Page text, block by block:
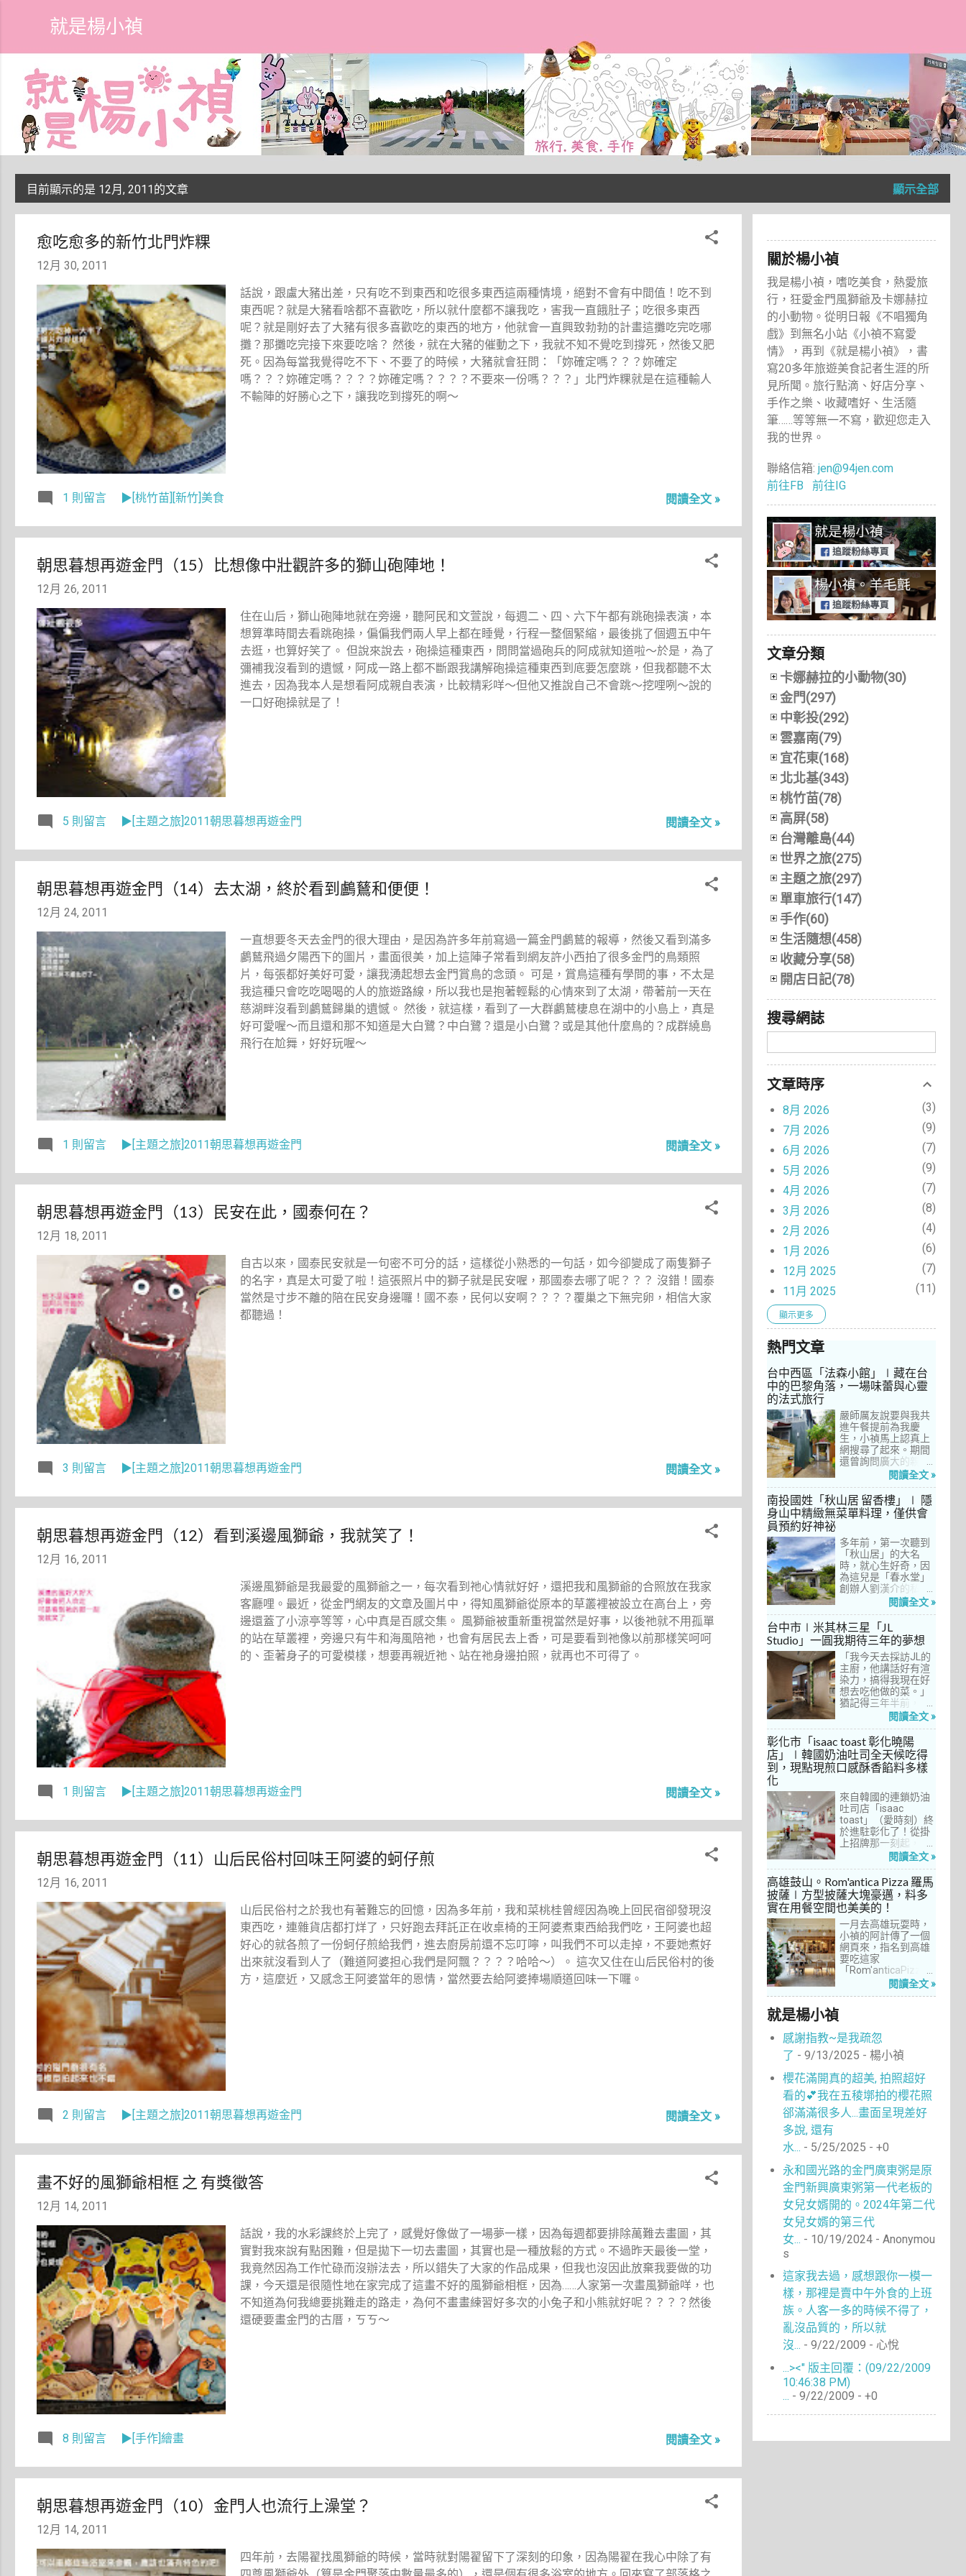
就是楊小禎
發
目前顯示的是 12月, 2011的文章 顯示全部
愈吃愈多的新竹北門炸粿
12月 30, 2011
話說，跟盧大豬出差，只有吃不到東西和吃很多東西這兩種情境，絕對不會有中間值！吃不到
東西呢？就是大豬看啥都不喜歡吃，所以就什麼都不讓我吃，害我一直餓肚子；吃很多東西
呢？就是剛好去了大豬有很多喜歡吃的東西的地方，他就會一直興致勃勃的計畫這攤吃完吃哪
攤？那攤吃完接下來要吃啥？ 然後，就在大豬的催動之下，我就不知不覺吃到撐死，然後又肥
死。因為每當我覺得吃不下、不要了的時候，大豬就會狂問：「妳確定嗎？？？妳確定
嗎？？？妳確定嗎？？？？妳確定嗎？？？？不要來一份嗎？？？」北門炸粿就是在這種輸人
不輸陣的好勝心之下，讓我吃到撐死的啊～
1 則留言 ▶[桃竹苗][新竹]美食 閱讀全文 »
朝思暮想再遊金門（15）比想像中壯觀許多的獅山砲陣地！
12月 26, 2011
住在山后，獅山砲陣地就在旁邊，聽阿民和文萱說，每週二、四、六下午都有跳砲操表演，本
想算準時間去看跳砲操，偏偏我們兩人早上都在睡覺，行程一整個緊縮，最後挑了個週五中午
去逛，也算好笑了。 但說來說去，砲操這種東西，問問當過砲兵的阿成就知道啦～於是，為了
彌補我沒看到的遺憾，阿成一路上都不斷跟我講解砲操這種東西到底要怎麼跳，但我都聽不太
進去，因為我本人是想看阿成親自表演，比較精彩咩～但他又推說自己不會跳～挖哩咧～說的
一口好砲操就是了！
5 則留言 ▶[主題之旅]2011朝思暮想再遊金門 閱讀全文 »
朝思暮想再遊金門（14）去太湖，終於看到鸕鶿和便便！
12月 24, 2011
一直想要冬天去金門的很大理由，是因為許多年前寫過一篇金門鸕鶿的報導，然後又看到滿多
鸕鶿飛過夕陽西下的圖片，畫面很美，加上這陣子常看到網友許小西拍了很多金門的鳥類照
片，每張都好美好可愛，讓我湧起想去金門賞鳥的念頭。 可是，賞鳥這種有學問的事，不太是
我這種只會吃吃喝喝的人的旅遊路線，所以我也是抱著輕鬆的心情來到了太湖，帶著前一天在
慈湖畔沒看到鸕鶿歸巢的遺憾。 然後，就這樣，看到了一大群鸕鶿棲息在湖中的小島上，真是
好可愛喔～而且還和那不知道是大白鷺？中白鷺？還是小白鷺？或是其他什麼鳥的？成群繞島
飛行在尬舞，好好玩喔～
1 則留言 ▶[主題之旅]2011朝思暮想再遊金門 閱讀全文 »
朝思暮想再遊金門（13）民安在此，國泰何在？
12月 18, 2011
自古以來，國泰民安就是一句密不可分的話，這樣從小熟悉的一句話，如今卻變成了兩隻獅子
的名字，真是太可愛了啦！這張照片中的獅子就是民安喔，那國泰去哪了呢？？？ 沒錯！國泰
當然是寸步不離的陪在民安身邊囉！國不泰，民何以安啊？？？？覆巢之下無完卵，相信大家
都聽過！
3 則留言 ▶[主題之旅]2011朝思暮想再遊金門 閱讀全文 »
朝思暮想再遊金門（12）看到溪邊風獅爺，我就笑了！
12月 16, 2011
溪邊風獅爺是我最愛的風獅爺之一，每次看到祂心情就好好，還把我和風獅爺的合照放在我家
客廳哩。最近，從金門網友的文章及圖片中，得知風獅爺從原本的草叢裡被設立在高台上，旁
邊還蓋了小涼亭等等，心中真是百感交集。 風獅爺被重新重視當然是好事，以後祂就不用孤單
的站在草叢裡，旁邊只有牛和海風陪祂，也會有居民去上香，可是要看到祂像以前那樣笑呵呵
的、歪著身子的可愛模樣，想要再親近祂、站在祂身邊拍照，就再也不可得了。
1 則留言 ▶[主題之旅]2011朝思暮想再遊金門 閱讀全文 »
朝思暮想再遊金門（11）山后民俗村回味王阿婆的蚵仔煎
12月 16, 2011
山后民俗村之於我也有著難忘的回憶，因為多年前，我和菜桃桂曾經因為晚上回民宿卻發現沒
東西吃，連雜貨店都打烊了，只好跑去拜託正在收桌椅的王阿婆煮東西給我們吃，王阿婆也超
好心的就各煎了一份蚵仔煎給我們，進去廚房前還不忘叮嚀，叫我們不可以走掉，不要她煮好
出來就沒看到人了（難道阿婆担心我們是阿飄？？？？哈哈～）。 這次又住在山后民俗村的後
方，這麼近，又感念王阿婆當年的恩情，當然要去給阿婆捧場順道回味一下囉。
2 則留言 ▶[主題之旅]2011朝思暮想再遊金門 閱讀全文 »
畫不好的風獅爺相框 之 有獎徵答
12月 14, 2011
話說，我的水彩課終於上完了，感覺好像做了一場夢一樣，因為每週都要排除萬難去畫圖，其
實對我來說有點困難，但是拋下一切去畫圖，其實也是一種放鬆的方式。不過昨天最後一堂，
我竟然因為工作忙碌而沒辦法去，所以錯失了大家的作品成果，但我也沒因此放棄我要做的功
課，今天還是很隨性地在家完成了這畫不好的風獅爺相框，因為……人家第一次畫風獅爺咩，也
不知道為何我總要挑難走的路走，為何不畫畫練習好多次的小兔子和小熊就好呢？？？？然後
還硬要畫金門的古厝，ㄎㄎ～
8 則留言 ▶[手作]繪畫 閱讀全文 »
朝思暮想再遊金門（10）金門人也流行上澡堂？
12月 14, 2011
四年前，去陽翟找風獅爺的時候，當時就對陽翟留下了深刻的印象，因為陽翟在我心中除了有
關於楊小禎
我是楊小禎，嗜吃美食，熱愛旅
行，狂愛金門風獅爺及卡娜赫拉
的小動物。從明日報《不唱獨角
戲》到無名小站《小禎不寫愛
情》，再到《就是楊小禎》，書
寫20多年旅遊美食記者生涯的所
見所聞。旅行點滴、好店分享、
手作之樂、收藏嗜好、生活隨
筆……等等無一不寫，歡迎您走入
我的世界。
聯絡信箱: jen@94jen.com
前往FB
前往IG
文章分類
卡娜赫拉的小動物(30)
金門(297)
中彰投(292)
雲嘉南(79)
宜花東(168)
北北基(343)
桃竹苗(78)
高屏(58)
台灣離島(44)
世界之旅(275)
主題之旅(297)
單車旅行(147)
手作(60)
生活隨想(458)
收藏分享(58)
開店日記(78)
搜尋網誌
文章時序
8月 2026
3
7月 2026
9
6月 2026
7
5月 2026
9
4月 2026
7
3月 2026
8
2月 2026
4
1月 2026
6
12月 2025
7
11月 2025
11
10月 2025
9月 2025
9
8月 2025
7月 2025
8
6月 2025
3
5月 2025
8
4月 2025
3月 2025
10
2月 2025
4
1月 2025
11
12月 2024
3
11月 2024
10月 2024
6
9月 2024
4
8月 2024
9
7月 2024
5
6月 2024
5月 2024
3
4月 2024
4
3月 2024
2月 2024
6
1月 2024
8
12月 2023
10
11月 2023
1
10月 2023
3
9月 2023
4
8月 2023
5
7月 2023
1
7月 2022
1
6月 2022
1
5月 2022
4月 2022
14
11月 2018
13
9月 2018
5
8月 2018
4
4月 2017
6月 2016
5月 2016
1月 2016
18
12月 2015
16
10月 2015
11
3月 2015
2月 2015
1月 2015
8
12月 2014
1
9月 2014
4
7月 2014
1
6月 2014
5月 2014
4
4月 2014
3
3月 2014
3
2月 2014
12月 2013
7
11月 2013
10月 2013
4
9月 2013
顯示更多
熱門文章
台中西區「法森小館」∣藏在台
中的巴黎角落，一場味蕾與心靈
的法式旅行
嚴師厲友說要與我共
進午餐提前為我慶
生，小禎馬上認真上
網搜尋了起來。期間
還曾詢問廣大的親友
們有沒有推薦的餐
阿姨及桄甄老師誠懇
給我建議，其他都是
一堆來亂的！哈～ 從
宮」到台中的
「澀」，再比較了幾
間價位較親民的牛排
餐廳……，最終，小禎
選定了阿姨及表弟剛
去吃過的「法森小
館」，理由很簡單：
歐法套餐1680元起的
價位可以接受，而且
不是無菜單料理，從
開胃菜、湯品、主
菜、甜點等，通通可
以選自己喜歡的，小
禎覺得能夠自由搭配
很讚！而且「法森小
館」是台中老字號的
不斷，能夠屹立不搖
這麼多年，一定有它
的道理在呀！
閱讀全文 »
南投國姓「秋山居 留香樓」∣ 隱
身山中精緻無菜單料理，僅供會
員預約好神祕
多年前，第一次聽到
「秋山居」的大名
時，就心生好奇，因
為這兒是「春水堂」
創辦人劉漢介的私人
招待所，只對會員開
自從十多年前搬回彰
化之後，小禎才開始
上春水堂吃飯、喝
茶，有一度還把春水
堂當麵店在吃，每週
到台中上課時，總忍
不住奔入春水堂，點
上一碗「XO醬拌麵」
搭配一杯茶飲，後來
也嘗試過其他茶點，
對春水堂的餐飲很有
信心。因此，一得知
秋山居是春水堂創辦
人開設的，感覺就是
食的小禎而言，自然
深具吸引力。
閱讀全文 »
台中市∣米其林三星「JL
Studio」一圓我期待三年的夢想
「我今天去採訪JL的
主廚，他講話好有渲
染力，搞得我現在好
想去吃他做的菜。」
猶記得三年半前，當
米其林評鑑要來台中
做了一次得獎預測，
於是我因為工作踏入
JL Studio，當天回家
之後，我就迫不及待
從事美食採訪20多
年，只採訪沒吃的店
也不計其數，但從沒
有一家餐廳讓我這樣
充滿渴望，留下「真
的好想吃吃看」的懸
閱讀全文 »
彰化市「isaac toast 彰化曉陽
店」∣韓國奶油吐司全天候吃得
到，現點現煎口感酥香餡料多樣
化
來自韓國的連鎖奶油
吐司店「isaac
toast」（愛時刻）終
於進駐彰化了！從掛
上招牌那一刻起，小
禎就想著找時間來吃
家連鎖店許久，只是
每次去台中誘惑實在
太多了！就……，這一
次離家這麼近，不來
吃真的說不過去。
閱讀全文 »
高雄鼓山。Rom'antica Pizza 羅馬
披薩∣方型披薩大塊豪邁，料多
實在用餐空間也美美的！
一月去高雄玩耍時，
小禎的阿計傳了一個
網頁來，指名到高雄
要吃這家
「Rom'anticaPizza
羅馬披薩」，看了圖
少披薩店，一字排開
的各式披薩看起來琳
瑯滿目，走進店內就
能點上一塊喜愛的口
味大快朵頤，真的好
懷念啊！沒想到台灣
也有類似的披薩店。
走！就到高雄吃披薩
閱讀全文 »
就是楊小禎
感謝指教~是我疏忽
了 - 9/13/2025 - 楊小禎
櫻花滿開真的超美, 拍照超好
看的💕我在五稜墎拍的櫻花照
郤滿滿很多人...畫面呈現差好
多說, 還有
水... - 5/25/2025 - +0
永和國光路的金門廣東粥是原
金門新興廣東粥第一代老板的
女兒女婿開的。2024年第二代
女兒女婿的第三代
女... - 10/19/2024 - Anonymou
s
這家我去過，感想跟你一模一
樣，那裡是賣中午外食的上班
族。人客一多的時候不得了，
亂沒品質的，所以就
沒... - 9/22/2009 - 心悅
...><" 版主回覆：(09/22/2009
10:46:38 PM)
... - 9/22/2009 - +0